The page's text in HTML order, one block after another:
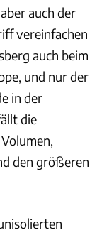
auch der
vereinfachen
auch beim
und nur der
in der
die
den größeren